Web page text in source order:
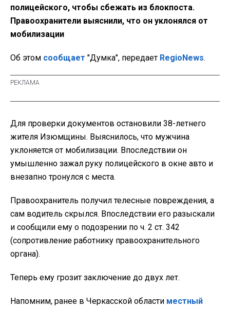
полицейского, чтобы сбежать из блокпоста.
Правоохранители выяснили, что он уклонялся от
мобилизации
Об этом сообщает "Думка", передает RegioNews.
Для проверки документов остановили 38-летнего
жителя Изюмщины. Выяснилось, что мужчина
уклоняется от мобилизации. Впоследствии он
умышленно зажал руку полицейского в окне авто и
внезапно тронулся с места.
Правоохранитель получил телесные повреждения, а
сам водитель скрылся. Впоследствии его разыскали
и сообщили ему о подозрении по ч. 2 ст. 342
(сопротивление работнику правоохранительного
органа).
Теперь ему грозит заключение до двух лет.
Напомним, ранее в Черкасской области местный